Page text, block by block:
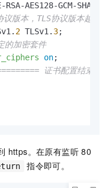
RSA-AES128-GCM-
版本，TLS协议版本越高
2 TLSv1. 3;
的加密套件
on;
证书配置结束
https。在原有监听 80
指令即可。